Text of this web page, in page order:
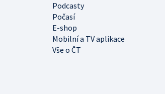
Podcasty
Počasí
E-shop
Mobilní a TV aplikace
Vše o ČT